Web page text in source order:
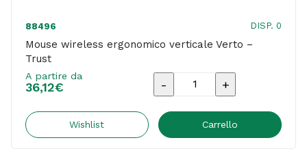
88496 DISP. 0
Mouse wireless ergonomico verticale Verto –
Trust
A partire da
36,12€
Mouse
ergonomico
Wishlist Carrello